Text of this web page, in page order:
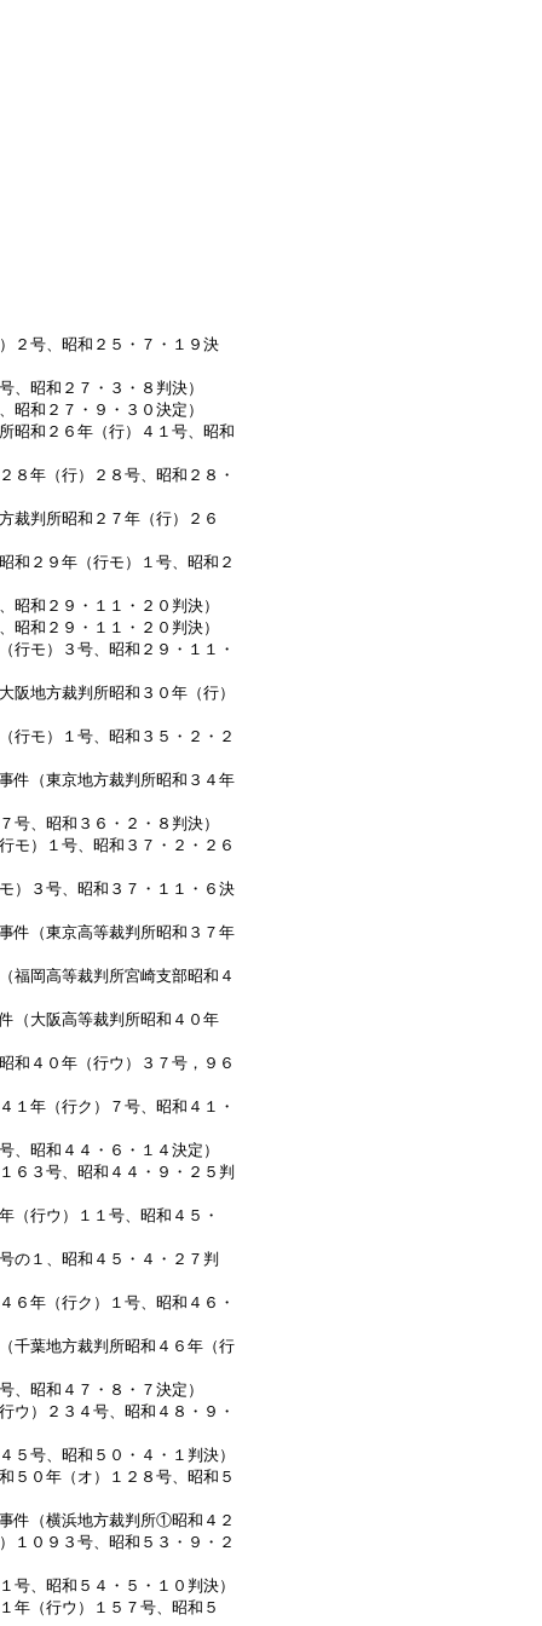
２号、昭和２５・７・１９決
、昭和２７・３・８判決）
昭和２７・９・３０決定）
昭和２６年（行）４１号、昭和
８年（行）２８号、昭和２８・
裁判所昭和２７年（行）２６
和２９年（行モ）１号、昭和２
昭和２９・１１・２０判決）
昭和２９・１１・２０判決）
行モ）３号、昭和２９・１１・
阪地方裁判所昭和３０年（行）
行モ）１号、昭和３５・２・２
件（東京地方裁判所昭和３４年
号、昭和３６・２・８判決）
モ）１号、昭和３７・２・２６
）３号、昭和３７・１１・６決
件（東京高等裁判所昭和３７年
福岡高等裁判所宮崎支部昭和４
（大阪高等裁判所昭和４０年
和４０年（行ウ）３７号，９６
１年（行ク）７号、昭和４１・
、昭和４４・６・１４決定）
６３号、昭和４４・９・２５判
（行ウ）１１号、昭和４５・
の１、昭和４５・４・２７判
６年（行ク）１号、昭和４６・
千葉地方裁判所昭和４６年（行
、昭和４７・８・７決定）
ウ）２３４号、昭和４８・９・
５号、昭和５０・４・１判決）
５０年（オ）１２８号、昭和５
件（横浜地方裁判所①昭和４２
０９３号、昭和５３・９・２
号、昭和５４・５・１０判決）
年（行ウ）１５７号、昭和５